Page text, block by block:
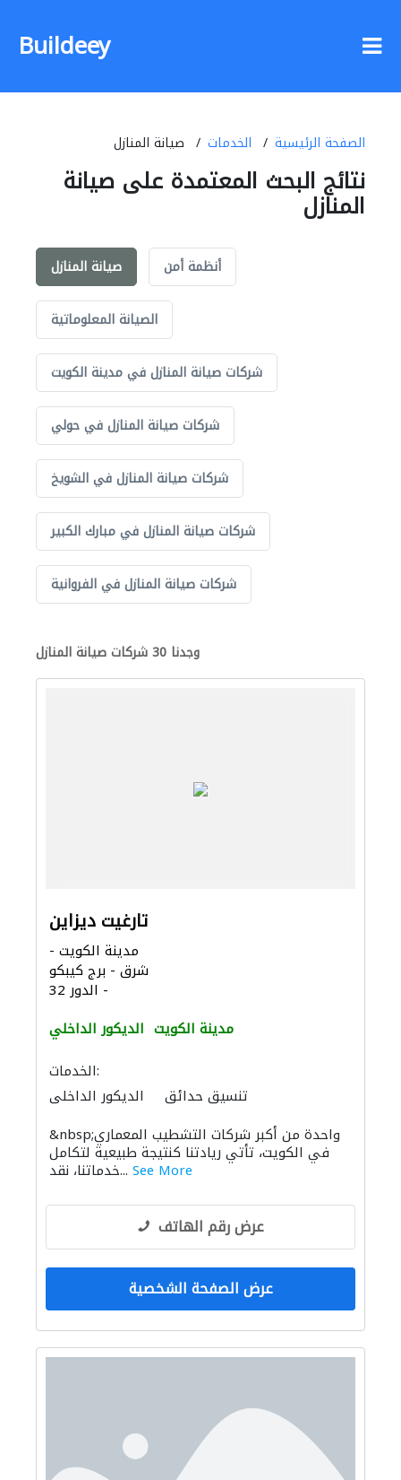
Buildeey
الصفحة الرئيسية الخدمات صيانة المنازل
نتائج البحث المعتمدة على صيانة
المنازل
صيانة المنازل أنظمة أمن
الصيانة المعلوماتية
شركات صيانة المنازل في مدينة الكويت
شركات صيانة المنازل في حولي
شركات صيانة المنازل في الشويخ
شركات صيانة المنازل في مبارك الكبير
شركات صيانة المنازل في الفروانية
وجدنا 30 شركات صيانة المنازل
تارغيت ديزاين
مدينة الكويت -
شرق - برج كيبكو
- الدور 32
الديكور الداخلي مدينة الكويت
الخدمات:
الديكور الداخلي
تنسيق حدائق
صيانة المنازل مقاولون اختصاصيون
الديكور الداخلي
&nbsp;واحدة من أكبر شركات التشطيب المعماري
في الكويت، تأتي ريادتنا كنتيجة طبيعية لتكامل
خدماتنا، نقد... See More
عرض رقم الهاتف
عرض الصفحة الشخصية